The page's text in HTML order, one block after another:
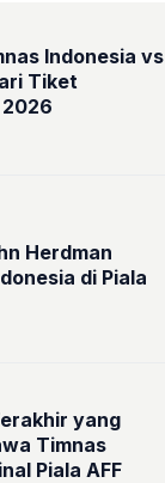
Indonesia vs
Tiket
2026
Herdman
di Piala
yang
Timnas
Piala AFF